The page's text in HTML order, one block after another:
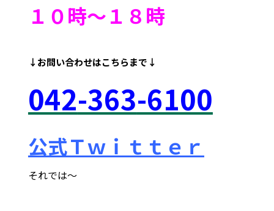
１０時～１８時
↓お問い合わせはこちらまで↓
042-363-6100
公式Ｔｗｉｔｔｅｒ
それでは～